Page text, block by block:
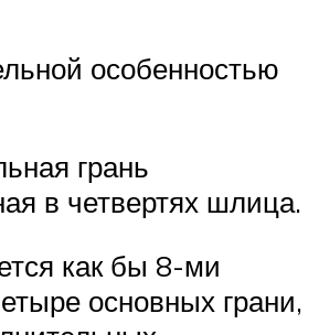
особенностью
грань
в четвертях шлица.
как бы 8-ми
основных грани,